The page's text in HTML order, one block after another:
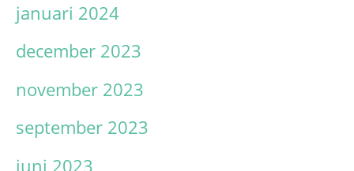
januari 2024
december 2023
november 2023
september 2023
juni 2023